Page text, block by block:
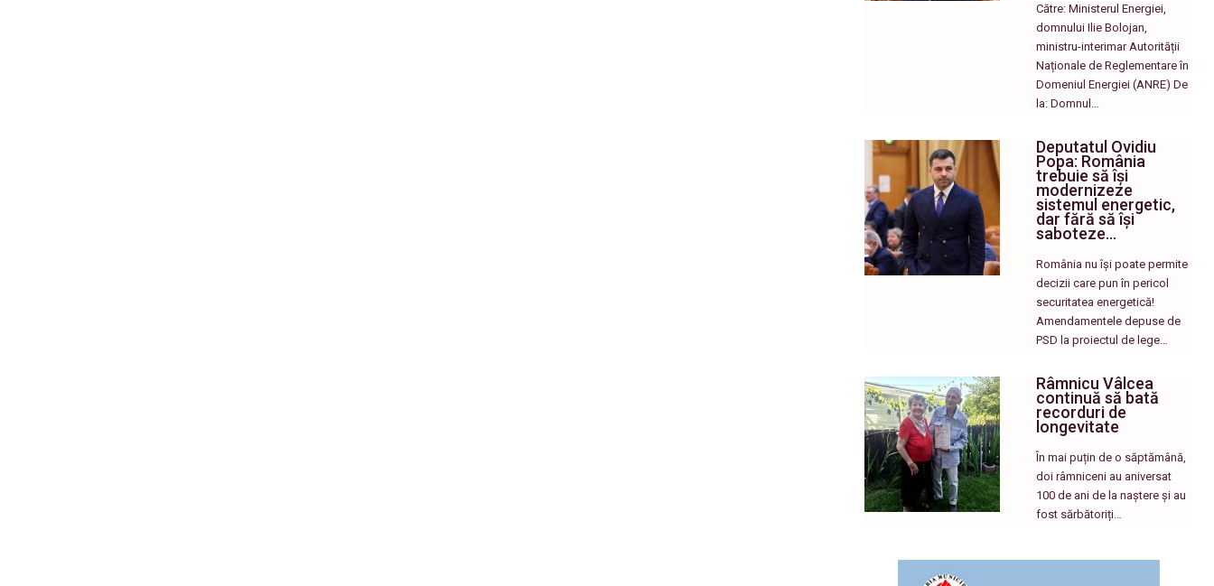
Către: Ministerul Energiei,
domnului Ilie Bolojan,
ministru-interimar Autorității
Naționale de Reglementare în
Domeniul Energiei (ANRE) De
la: Domnul…
Deputatul Ovidiu
Popa: România
trebuie să își
modernizeze
sistemul energetic,
dar fără să își
saboteze…
România nu își poate permite
decizii care pun în pericol
securitatea energetică!
Amendamentele depuse de
PSD la proiectul de lege…
Râmnicu Vâlcea
continuă să bată
recorduri de
longevitate
În mai puțin de o săptămână,
doi râmniceni au aniversat
100 de ani de la naștere și au
fost sărbătoriți…